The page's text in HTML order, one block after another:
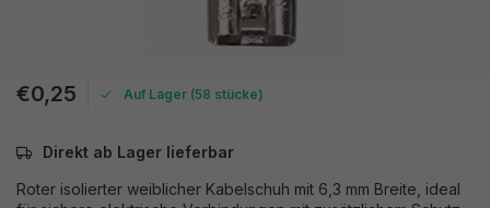
€0,25 Auf Lager (58 stücke)
Direkt ab Lager lieferbar
Roter isolierter weiblicher Kabelschuh mit 6,3 mm Breite, ideal